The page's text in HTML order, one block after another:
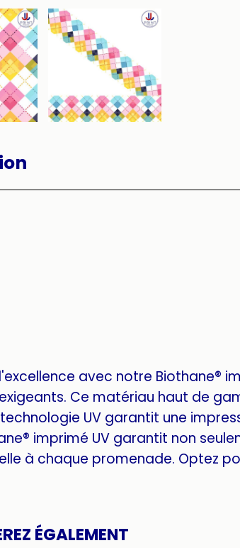
avec notre Biothane®
Ce matériau haut de
technologie UV garantit une
imprimé UV garantit non
à chaque promenade. Optez
ÉGALEMENT